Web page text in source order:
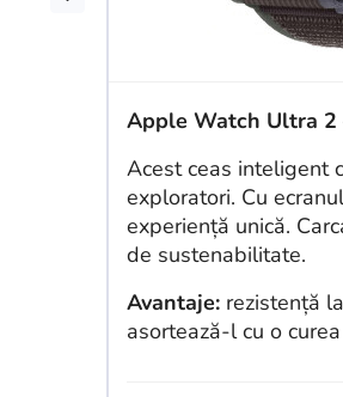
Apple Watch Ultra 2
Acest ceas inteligent
exploratori. Cu
experiență unică.
de sustenabilitate.
Avantaje: rezistență
asortează-l cu o